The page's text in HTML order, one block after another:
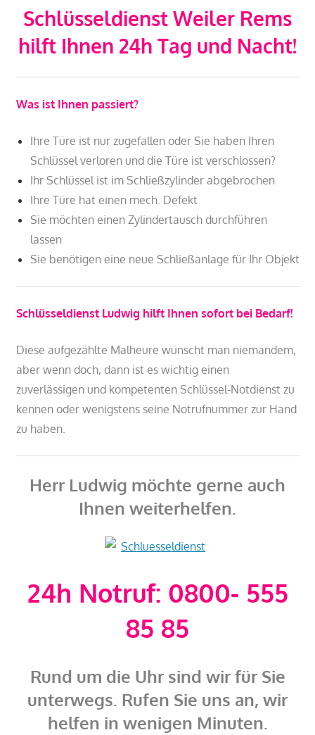
Schlüsseldienst Weiler Rems
hilft Ihnen 24h Tag und Nacht!
Was ist Ihnen passiert?
Ihre Türe ist nur zugefallen oder Sie haben Ihren
Schlüssel verloren und die Türe ist verschlossen?
Ihr Schlüssel ist im Schließzylinder abgebrochen
Ihre Türe hat einen mech. Defekt
Sie möchten einen Zylindertausch durchführen
lassen
Sie benötigen eine neue Schließanlage für Ihr Objekt
Schlüsseldienst Ludwig hilft Ihnen sofort bei Bedarf!
Diese aufgezählte Malheure wünscht man niemandem,
aber wenn doch, dann ist es wichtig einen
zuverlässigen und kompetenten Schlüssel-Notdienst zu
kennen oder wenigstens seine Notrufnummer zur Hand
zu haben.
Herr Ludwig möchte gerne auch
Ihnen weiterhelfen.
24h Notruf: 0800- 555
85 85
Rund um die Uhr sind wir für Sie
unterwegs. Rufen Sie uns an, wir
helfen in wenigen Minuten.